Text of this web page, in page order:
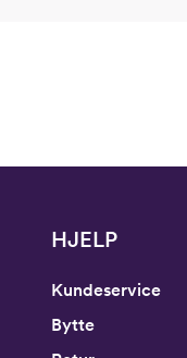
HJELP
Kundeservice
Bytte